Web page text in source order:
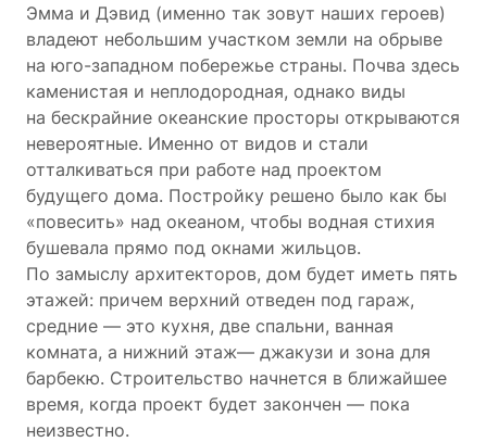
Эмма и Дэвид (именно так зовут наших героев)
владеют небольшим участком земли на обрыве
на юго-западном побережье страны. Почва здесь
каменистая и неплодородная, однако виды
на бескрайние океанские просторы открываются
невероятные. Именно от видов и стали
отталкиваться при работе над проектом
будущего дома. Постройку решено было как бы
«повесить» над океаном, чтобы водная стихия
бушевала прямо под окнами жильцов.
По замыслу архитекторов, дом будет иметь пять
этажей: причем верхний отведен под гараж,
средние — это кухня, две спальни, ванная
комната, а нижний этаж— джакузи и зона для
барбекю. Строительство начнется в ближайшее
время, когда проект будет закончен — пока
неизвестно.